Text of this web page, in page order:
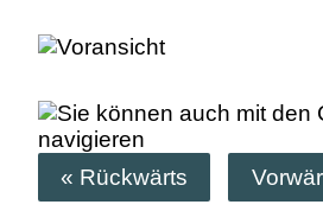
« Rückwärts